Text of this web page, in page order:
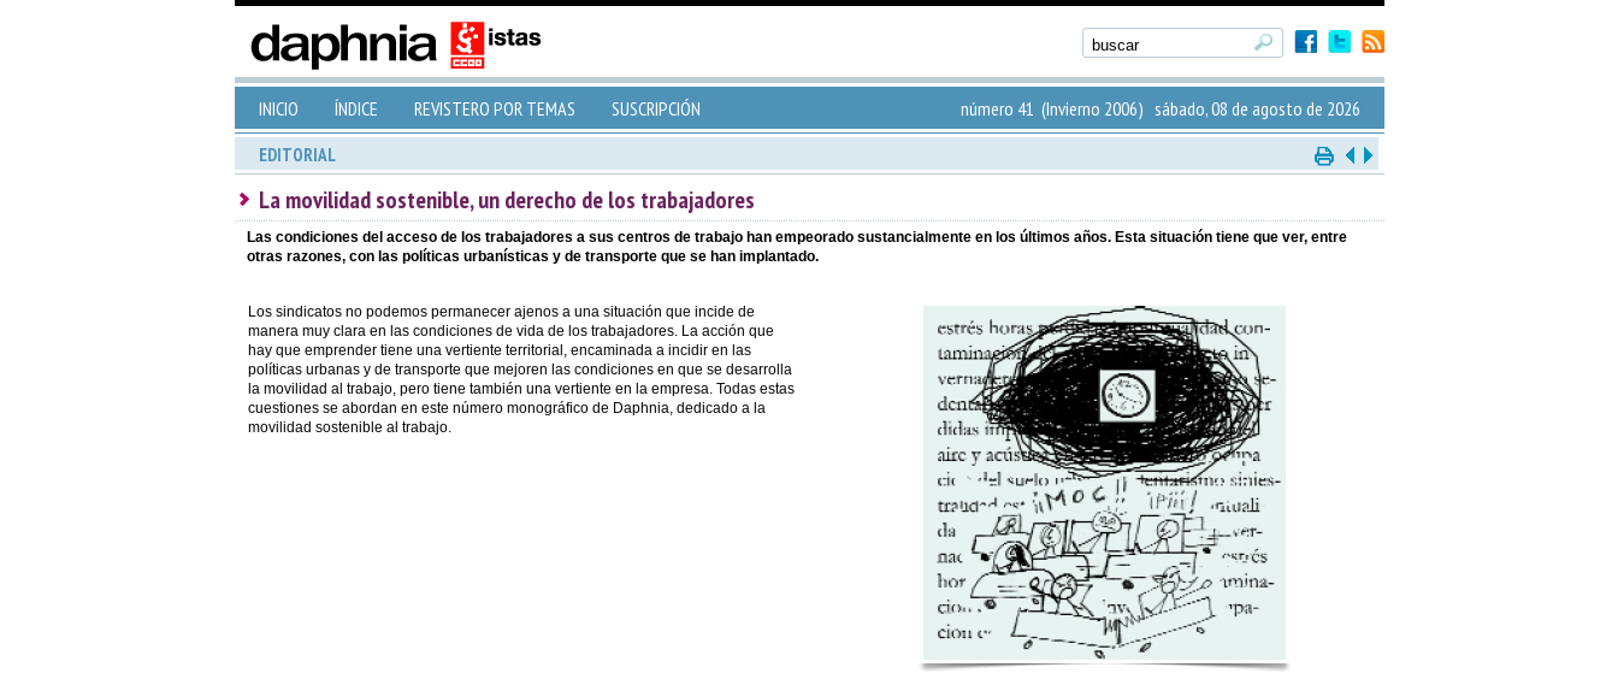
INICIO ÍNDICE REVISTERO POR TEMAS SUSCRIPCIÓN número 41 (Invierno 2006) sábado, 08 de agosto de 2026
EDITORIAL
La movilidad sostenible, un derecho de los trabajadores
Las condiciones del acceso de los trabajadores a sus centros de trabajo han empeorado sustancialmente en los últimos años. Esta situación tiene que ver, entre
otras razones, con las políticas urbanísticas y de transporte que se han implantado.
Los sindicatos no podemos permanecer ajenos a una situación que incide de
manera muy clara en las condiciones de vida de los trabajadores. La acción que
hay que emprender tiene una vertiente territorial, encaminada a incidir en las
políticas urbanas y de transporte que mejoren las condiciones en que se desarrolla
la movilidad al trabajo, pero tiene también una vertiente en la empresa. Todas estas
cuestiones se abordan en este número monográfico de Daphnia, dedicado a la
movilidad sostenible al trabajo.